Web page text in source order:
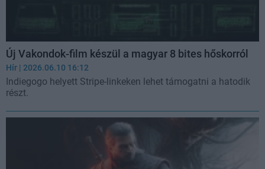
Új Vakondok-film készül a magyar 8 bites hőskorról
Hír | 2026.06.10 16:12
Indiegogo helyett Stripe-linkeken lehet támogatni a hatodik
részt.